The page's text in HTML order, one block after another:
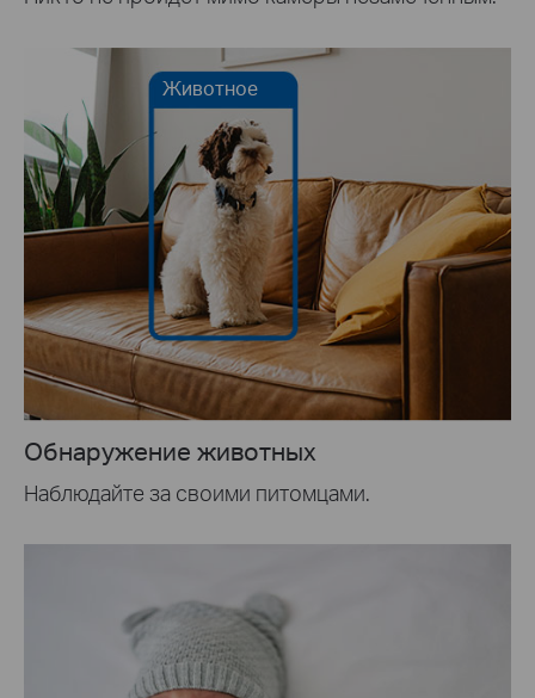
Животное
Обнаружение животных
Наблюдайте за своими питомцами.